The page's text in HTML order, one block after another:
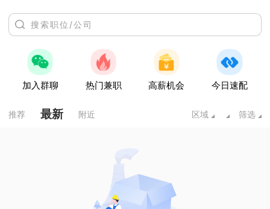
加入群聊 热门兼职 高薪机会 今日速配
推荐 最新 附近 区域 筛选